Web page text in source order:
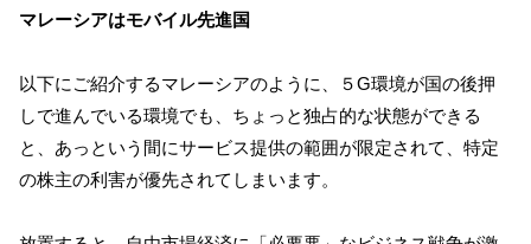
マレーシアはモバイル先進国
以下にご紹介するマレーシアのように、５G環境が国の後押
しで進んでいる環境でも、ちょっと独占的な状態ができる
と、あっという間にサービス提供の範囲が限定されて、特定
の株主の利害が優先されてしまいます。